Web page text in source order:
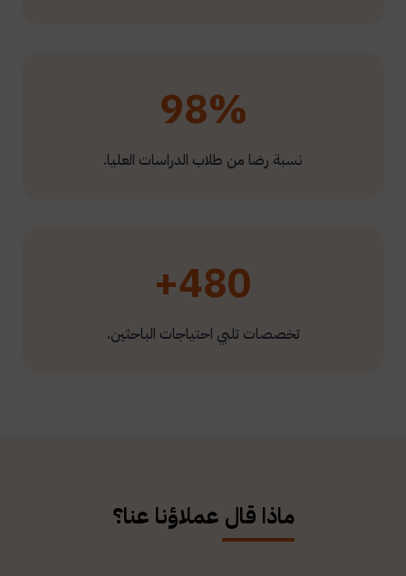
98%
نسبة رضا من طلاب الدراسات العليا.
480+
تخصصات تلبي احتياجات الباحثين.
ماذا قال عملاؤنا عنا؟